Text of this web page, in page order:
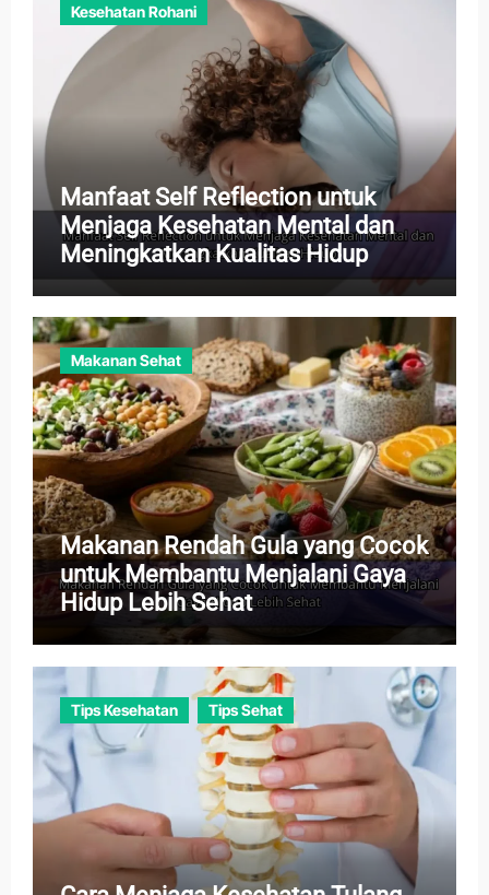
Kesehatan Rohani
Manfaat Self Reflection untuk
Menjaga Kesehatan Mental dan
Meningkatkan Kualitas Hidup
Makanan Sehat
Makanan Rendah Gula yang Cocok
untuk Membantu Menjalani Gaya
Hidup Lebih Sehat
Tips Kesehatan Tips Sehat